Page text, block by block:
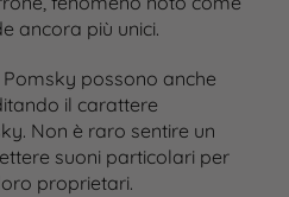
ancora più unici​.
Pomsky possono anche
il carattere
Non è raro sentire un
suoni particolari per
proprietari​.